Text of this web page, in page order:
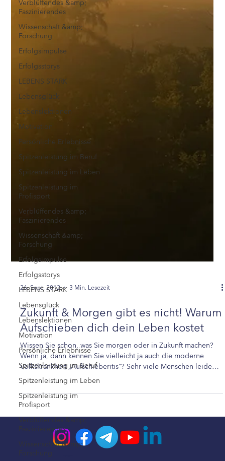
Verblüffendes &amp;
Faszinierendes
Wissenschaft &amp;
Forschung
Erfolgsimpulse
Erfolgsstorys
LEBENS STARK
Lebensglück
Lebenslektionen
Motivation
Persönliche Erlebnisse
Spitzenleistung im Beruf
Spitzenleistung im Leben
Spitzenleistung im
Profisport
Verblüffendes &amp;
Faszinierendes
Wissenschaft &amp;
Forschung
Erfolgsimpulse
Erfolgsstorys
LEBENS STARK
Lebensglück
Lebenslektionen
Motivation
Persönliche Erlebnisse
Spitzenleistung im Beruf
Spitzenleistung im Leben
Spitzenleistung im
Profisport
Verblüffendes &amp;
Faszinierendes
Wissenschaft &amp;
Forschung
26. Sept. 2012 3 Min. Lesezeit
Zukunft & Morgen gibt es nicht! Warum
Aufschieben dich dein Leben kostet
Wissen Sie schon, was Sie morgen oder in Zukunft machen?
Wenn ja, dann kennen Sie vielleicht ja auch die moderne
an ihr. Der Krankheitsverlauf ist meist schleichend, der
Leidensdruck steigt stetig an – und … Weiterlesen →